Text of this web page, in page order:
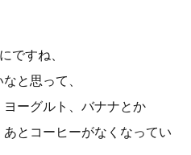
ですね、
と思って、
ーグルト、バナナとか
とコーヒーがなくなってい